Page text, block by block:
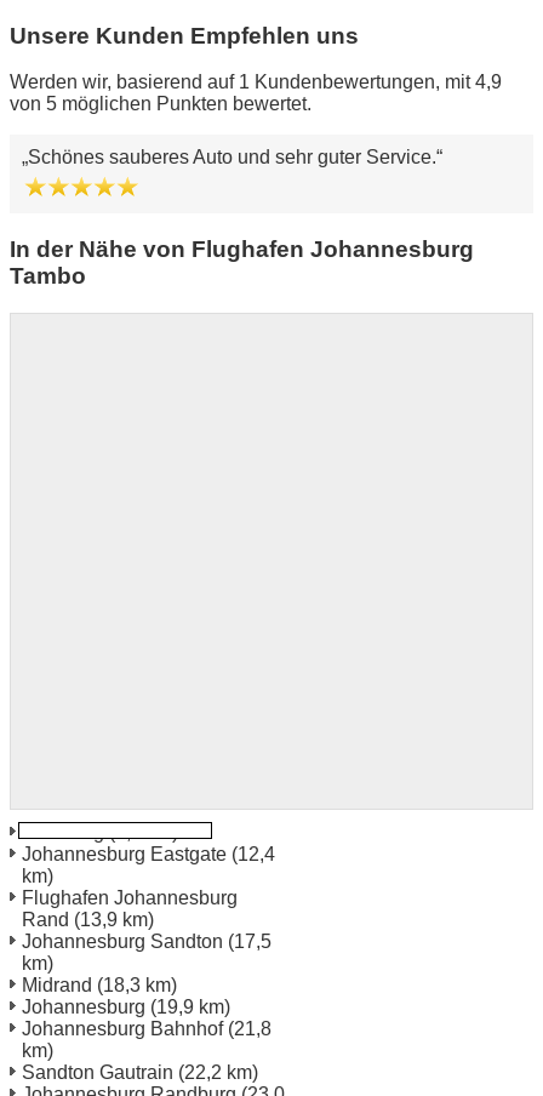
Unsere Kunden Empfehlen uns
Werden wir, basierend auf 1 Kundenbewertungen, mit 4,9
von 5 möglichen Punkten bewertet.
Schönes sauberes Auto und sehr guter Service.
In der Nähe von Flughafen Johannesburg
Tambo
Johannesburg Eastgate (12,4
km)
Flughafen Johannesburg
Rand (13,9 km)
Johannesburg Sandton (17,5
km)
Midrand (18,3 km)
Johannesburg (19,9 km)
Johannesburg Bahnhof(21,8
km)
Sandton Gautrain (22,2 km)